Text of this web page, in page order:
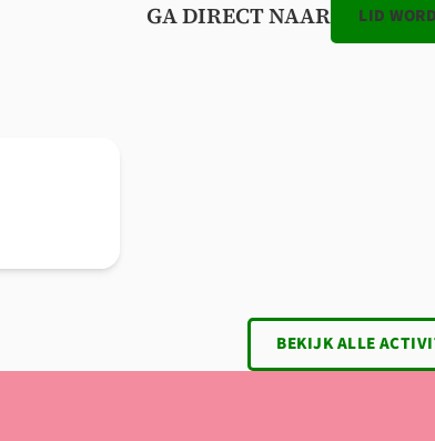
GA DIRECT NAAR LID
BEKIJK ALLE